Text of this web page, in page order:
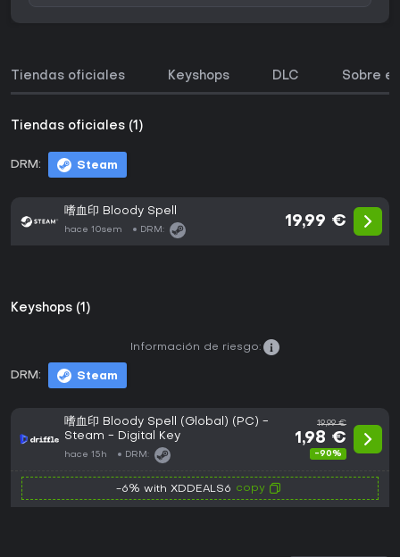
Tiendas oficiales Keyshops DLC Sobre
Tiendas oficiales (1)
DRM: Steam
嗜血印 Bloody Spell
hace 10sem DRM:
19,99 €
Keyshops (1)
DRM: Steam
Información de riesgo:
嗜血印 Bloody Spell (Global) (PC) -
Steam - Digital Key
hace 15h DRM:
19,99 €
1,98 €
-90%
-6% with XDDEALS6 copy